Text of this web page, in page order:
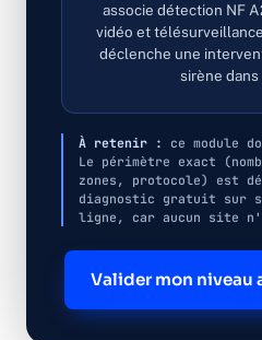
associe détection NF
vidéo et
déclenche une
sirène dans
À retenir :
ce module
Le périmètre exact
zones, protocole) est
diagnostic gratuit sur
ligne, car aucun site
Valider mon niveau